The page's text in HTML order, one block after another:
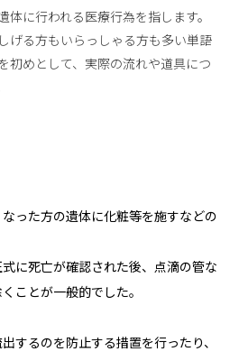
体に行われる医療行為を指します。
げる方もいらっしゃる方も多い単語
初めとして、実際の流れや道具につ
った方の遺体に化粧等を施すなどの
に死亡が確認された後、点滴の管な
ことが一般的でした。
するのを防止する措置を行ったり、